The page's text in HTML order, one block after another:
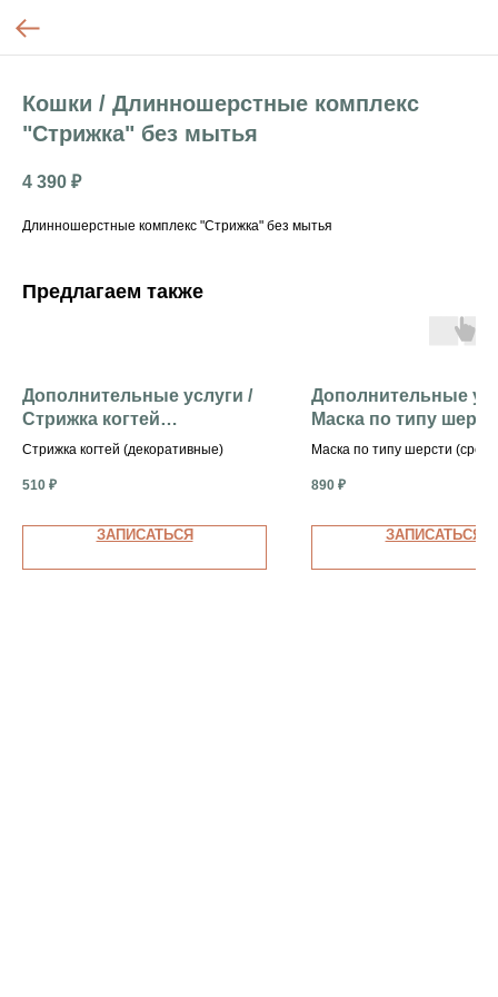
Кошки / Длинношерстные комплекс
"Стрижка" без мытья
4 390 ₽
Длинношерстные комплекс "Стрижка" без мытья
Предлагаем также
Дополнительные услуги /
Стрижка когтей
(декоративные)
Стрижка когтей (декоративные)
510 ₽
ЗАПИСАТЬСЯ
Дополнительные
Маска по типу
(средние)
Маска по типу шерсти
890 ₽
ЗАПИСАТЬСЯ